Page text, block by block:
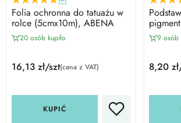
Folia ochronna do tatuażu w
rolce (5cmx10m), ABENA
20 osób kupiło
16,13 zł/szt(cena z VAT)
KUPIĆ
pigment
9 osób
8,20